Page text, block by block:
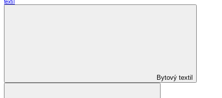
textil
Bytový textil